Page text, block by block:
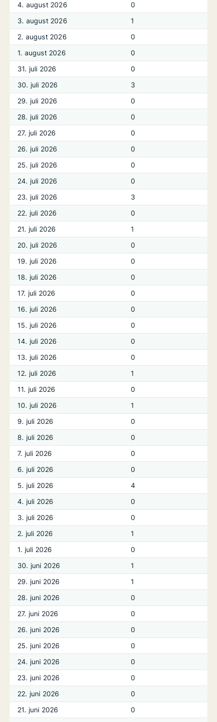
4. august 2026
0
3. august 2026
1
2. august 2026
0
1. august 2026
0
31. juli 2026
0
30. juli 2026
3
29. juli 2026
0
28. juli 2026
0
27. juli 2026
0
26. juli 2026
0
25. juli 2026
0
24. juli 2026
0
23. juli 2026
3
22. juli 2026
0
21. juli 2026
1
20. juli 2026
0
19. juli 2026
0
18. juli 2026
0
17. juli 2026
0
16. juli 2026
0
15. juli 2026
0
14. juli 2026
0
13. juli 2026
0
12. juli 2026
1
11. juli 2026
0
10. juli 2026
1
9. juli 2026
0
8. juli 2026
0
7. juli 2026
0
6. juli 2026
0
5. juli 2026
4
4. juli 2026
0
3. juli 2026
0
2. juli 2026
1
1. juli 2026
0
30. juni 2026
1
29. juni 2026
1
28. juni 2026
0
27. juni 2026
0
26. juni 2026
0
25. juni 2026
0
24. juni 2026
0
23. juni 2026
0
22. juni 2026
0
21. juni 2026
0